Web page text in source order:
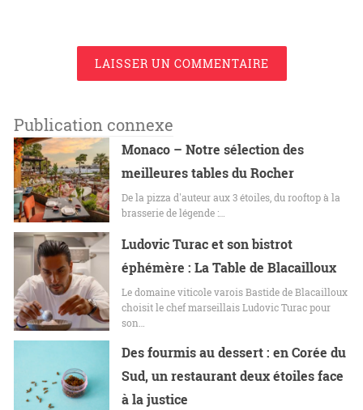
LAISSER UN COMMENTAIRE
Publication connexe
Monaco – Notre sélection des
meilleures tables du Rocher
De la pizza d'auteur aux 3 étoiles, du rooftop à la
brasserie de légende :…
Ludovic Turac et son bistrot
éphémère : La Table de Blacailloux
Le domaine viticole varois Bastide de Blacailloux
choisit le chef marseillais Ludovic Turac pour
son…
Des fourmis au dessert : en Corée du
Sud, un restaurant deux étoiles face
à la justice